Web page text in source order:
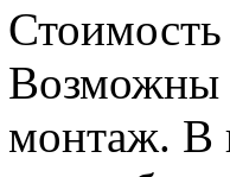
Стоимость
Возможны
монтаж. В